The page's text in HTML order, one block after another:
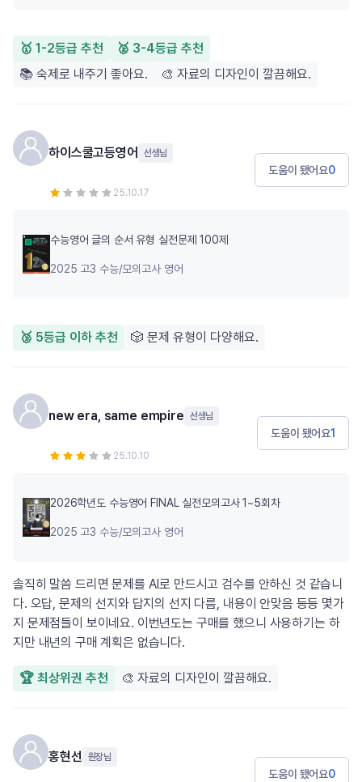
🥇 1-2등급 추천
🥈 3-4등급 추천
📚 숙제로 내주기 좋아요.
🎨 자료의 디자인이 깔끔해요.
하이스쿨고등영어 선생님
25.10.17
도움이 됐어요0
수능영어 글의 순서 유형 실전문제 100제
2025 고3 수능/모의고사 영어
🥉 5등급 이하 추천 🎲 문제 유형이 다양해요.
new era, same empire 선생님
25.10.10
도움이 됐어요1
2026학년도 수능영어 FINAL 실전모의고사 1~5회차
2025 고3 수능/모의고사 영어
솔직히 말씀 드리면 문제를 AI로 만드시고 검수를 안하신 것 같습니
다. 오답, 문제의 선지와 답지의 선지 다름, 내용이 안맞음 등등 몇가
지 문제점들이 보이네요. 이번년도는 구매를 했으니 사용하기는 하
지만 내년의 구매 계획은 없습니다.
🏆 최상위권 추천 🎨 자료의 디자인이 깔끔해요.
홍현선 원장님
도움이 됐어요0